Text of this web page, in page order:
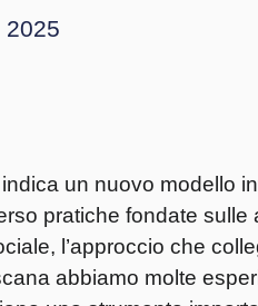
2025
un nuovo modello
pratiche fondate sulle
l’approccio che
abbiamo molte